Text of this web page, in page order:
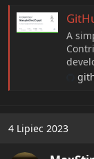
GitHub -
A
4 Lipiec 2023